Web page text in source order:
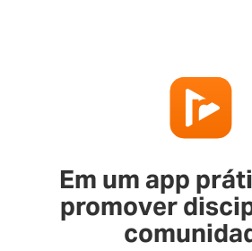
Em um app
promover